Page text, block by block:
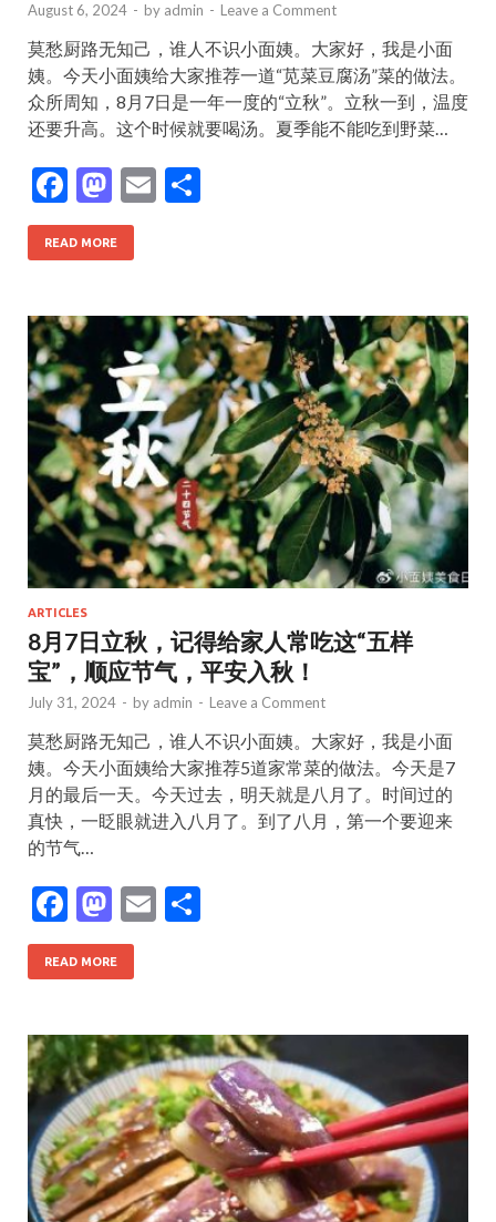
August 6, 2024 - by admin - Leave a Comment
莫愁厨路无知己，谁人不识小面姨。大家好，我是小面
姨。今天小面姨给大家推荐一道“苋菜豆腐汤”菜的做法。
众所周知，8月7日是一年一度的“立秋”。立秋一到，温度
还要升高。这个时候就要喝汤。夏季能不能吃到野菜…
F
ac
e
o
o
k
M
as
to
o
n
E
READ MORE
ARTICLES
8月7日立秋，记得给家人常吃这“五样
宝”，顺应节气，平安入秋！
July 31, 2024 - by admin - Leave a Comment
莫愁厨路无知己，谁人不识小面姨。大家好，我是小面
姨。今天小面姨给大家推荐5道家常菜的做法。今天是7
月的最后一天。今天过去，明天就是八月了。时间过的
真快，一眨眼就进入八月了。到了八月，第一个要迎来
的节气…
F
ac
e
o
o
k
M
as
to
o
n
E
READ MORE